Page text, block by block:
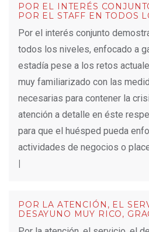
POR EL INTERÉS
POR EL STAFF EN TODOS
Por el interés conjunto
todos los niveles, enfocado a
estadía pese a los retos
muy familiarizado con las
necesarias para contener la
atención a detalle en éste
para que el huésped pueda
actividades de negocios o
|
POR LA ATENCIÓN, EL
DESAYUNO MUY RICO,